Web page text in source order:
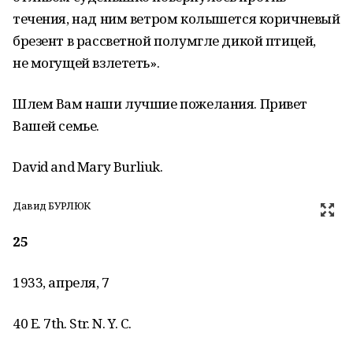
течения, над ним ветром колышется коричневый
брезент в рассветной полумгле дикой птицей,
не могущей взлететь».
Шлем Вам наши лучшие пожелания. Привет
Вашей семье.
David and Магу Burliuk.
Давид БУРЛЮК
25
1933, апреля, 7
40 Е. 7th. Str. N. Y. С.